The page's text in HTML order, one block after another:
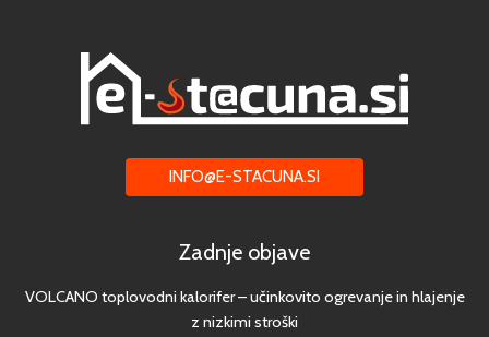
INFO@E-STACUNA.SI
Zadnje objave
VOLCANO toplovodni kalorifer – učinkovito ogrevanje in hlajenje
z nizkimi stroški